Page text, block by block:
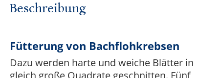
Beschreibung
Fütterung von Bachflohkrebsen
Dazu werden harte und weiche Blätter in